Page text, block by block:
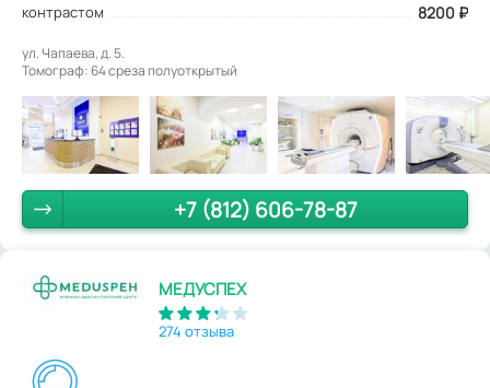
контрастом
8200 ₽
ул. Чапаева, д. 5.
Томограф: 64 среза полуоткрытый
+7 (812) 606-78-87
МЕДУСПЕХ
274 отзыва